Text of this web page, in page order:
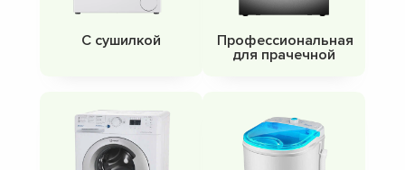
С сушилкой
Профессиональная
для прачечной